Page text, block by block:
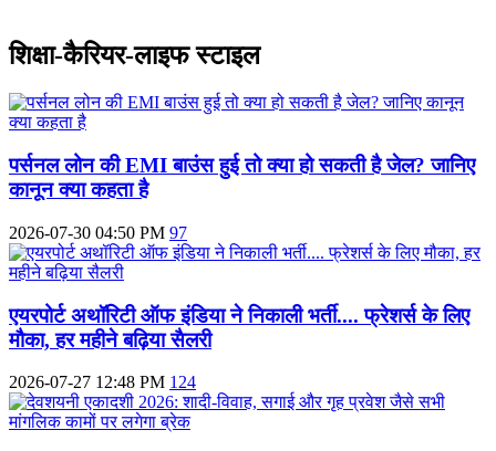
शिक्षा-कैरियर-लाइफ स्टाइल
पर्सनल लोन की EMI बाउंस हुई तो क्या हो सकती है जेल? जानिए
कानून क्या कहता है
2026-07-30 04:50 PM 97
एयरपोर्ट अथॉरिटी ऑफ इंडिया ने निकाली भर्ती.... फ्रेशर्स के लिए
मौका, हर महीने बढ़िया सैलरी
2026-07-27 12:48 PM 124